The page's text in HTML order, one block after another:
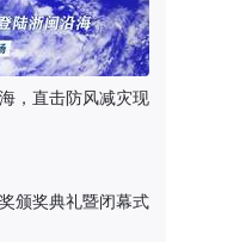
，直击防风减灾现
颁奖典礼暨闭幕式